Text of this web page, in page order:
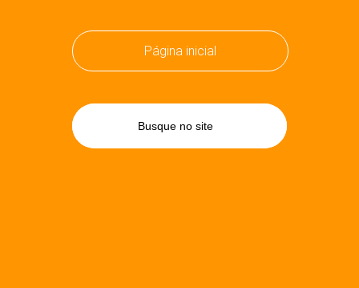
Página inicial